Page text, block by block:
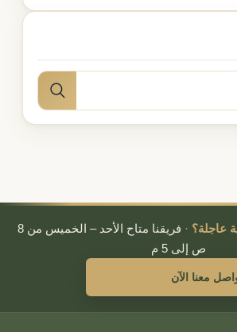
بحث
عاجلة؟ ·
فريقنا متاح الأحد – الخميس من 8
ص إلى 5 م
معنا الآن